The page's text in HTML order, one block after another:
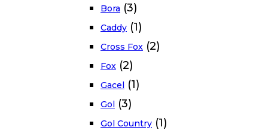
Bora (3)
Caddy (1)
Cross Fox (2)
Fox (2)
Gacel (1)
Gol (3)
Gol Country (1)